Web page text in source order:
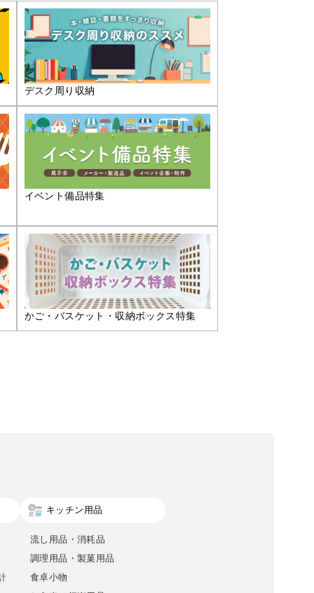
デスク周り収納
イベント備品特集
かご・バスケット・収納ボックス特集
キッチン用品
流し用品・消耗品
調理用品・製菓用品
食卓小物